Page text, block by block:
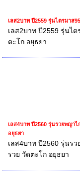
เลส2บาท ปี2559 รุ่นไตรมาส
เลส2บาท ปี2559 รุ่นไต
ตะโก อยุธยา
เลส4บาท ปี2560 รุ่นรวยพญาไ
อยุธยา
เลส4บาท ปี2560 รุ่นร
รวย วัดตะโก อยุธยา